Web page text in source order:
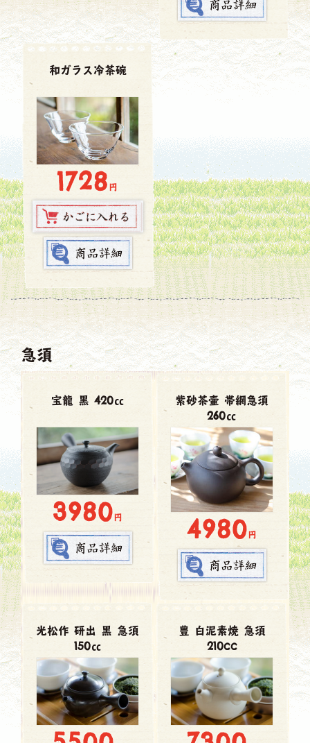
和ガラス冷茶碗
1728円
急須
宝龍 黒 420㏄
3980円
紫砂茶壷 帯網急須
260㏄
4980円
光松作 研出 黒 急須
150㏄
豊 白泥素焼 急須
210cc